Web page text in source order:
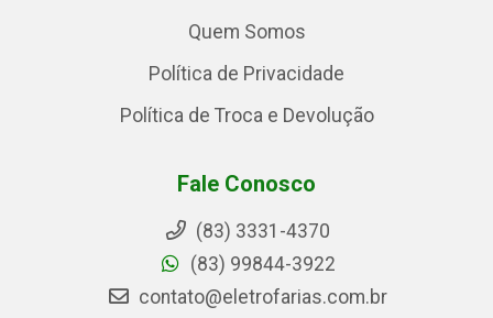
Quem Somos
Política de Privacidade
Política de Troca e Devolução
Fale Conosco
(83) 3331-4370
(83) 99844-3922
contato@eletrofarias.com.br